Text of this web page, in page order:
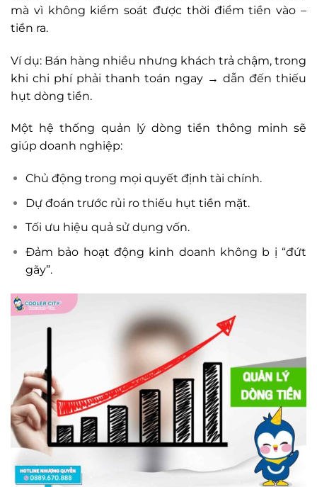
mà vì không kiểm soát được thời điểm tiền vào –
tiền ra.
Ví dụ: Bán hàng nhiều nhưng khách trả chậm, trong
khi chi phí phải thanh toán ngay → dẫn đến thiếu
hụt dòng tiền.
Một hệ thống quản lý dòng tiền thông minh sẽ
giúp doanh nghiệp:
Chủ động trong mọi quyết định tài chính.
Dự đoán trước rủi ro thiếu hụt tiền mặt.
Tối ưu hiệu quả sử dụng vốn.
Đảm bảo hoạt động kinh doanh không b ị “đứt
gãy”.